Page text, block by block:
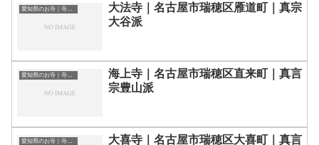
愛知県のお寺｜寺院一覧
大法寺｜名古屋市瑞穂区雁道町｜真宗
大谷派
愛知県のお寺｜寺院一覧
海上寺｜名古屋市瑞穂区直来町｜真言
宗豊山派
愛知県のお寺｜寺院一覧
大喜寺｜名古屋市瑞穂区大喜町｜真言